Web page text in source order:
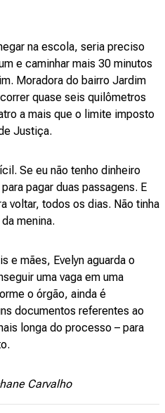
na escola, seria preciso
e caminhar mais 30 minutos
Moradora do bairro Jardim
quase seis quilômetros
a mais que o limite imposto
Justiça.
Se eu não tenho dinheiro
pagar duas passagens. E
voltar, todos os dias. Não tinha
menina.
e mães, Evelyn aguarda o
uma vaga em uma
o órgão, ainda é
documentos referentes ao
longa do processo – para
Carvalho